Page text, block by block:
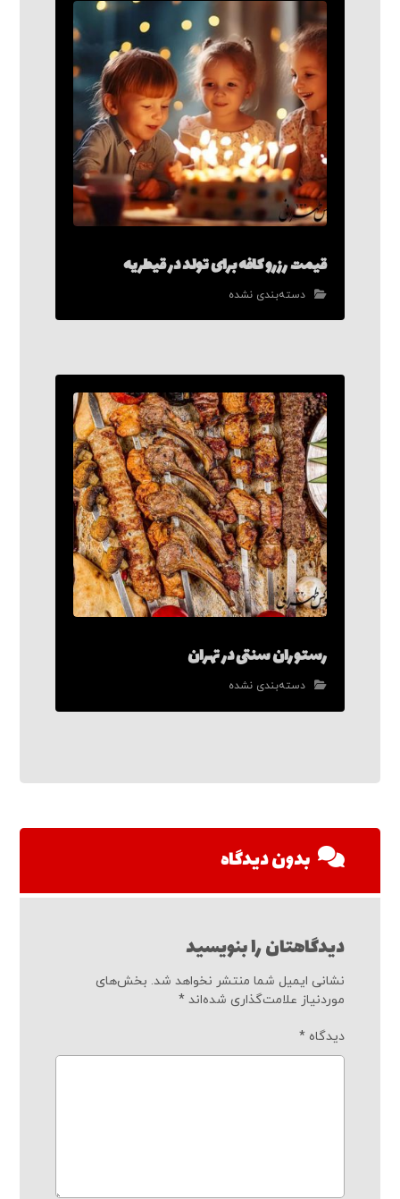
قیمت رزرو کافه برای تولد در قیطریه
دسته‌بندی نشده
رستوران سنتی در تهران
دسته‌بندی نشده
بدون دیدگاه
دیدگاهتان را بنویسید
نشانی ایمیل شما منتشر نخواهد شد. بخش‌های
موردنیاز علامت‌گذاری شده‌اند*
دیدگاه*